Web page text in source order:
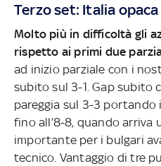
Terzo set: Italia
Molto più in difficoltà gli
rispetto ai primi due
ad inizio parziale con i
subito sul 3-1. Gap subito
pareggia sul 3-3
fino all’8-8, quando arriva
importante per i bulgari
tecnico. Vantaggio di tre